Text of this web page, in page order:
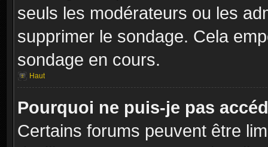
seuls les modérateurs ou les
supprimer le sondage. Cela
sondage en cours.
Haut
Pourquoi ne puis-je pas
Certains forums peuvent être